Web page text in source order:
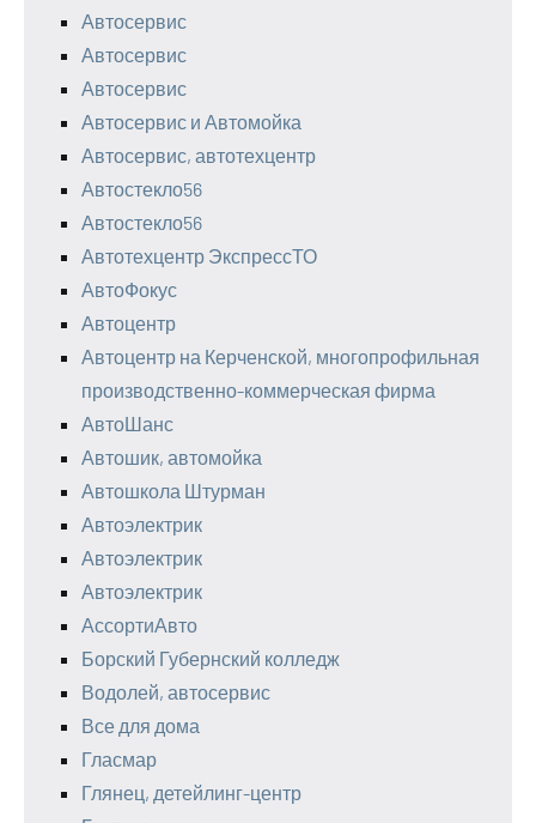
Автосервис
Автосервис
Автосервис
Автосервис и Автомойка
Автосервис, автотехцентр
Автостекло56
Автостекло56
Автотехцентр ЭкспрессТО
АвтоФокус
Автоцентр
Автоцентр на Керченской, многопрофильная
производственно-коммерческая фирма
АвтоШанс
Автошик, автомойка
Автошкола Штурман
Автоэлектрик
Автоэлектрик
Автоэлектрик
АссортиАвто
Борский Губернский колледж
Водолей, автосервис
Все для дома
Гласмар
Глянец, детейлинг-центр